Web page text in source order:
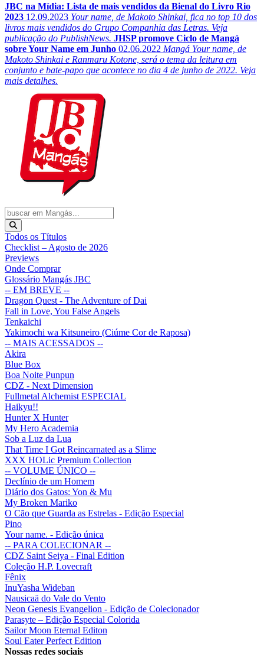
JBC na Mídia: Lista de mais vendidos da Bienal do Livro Rio
2023 12.09.2023 Your name, de Makoto Shinkai, fica no top 10 dos
livros mais vendidos do Grupo Companhia das Letras. Veja
publicação do PublishNews. JHSP promove Ciclo de Mangá
sobre Your Name em Junho 02.06.2022 Mangá Your name, de
Makoto Shinkai e Ranmaru Kotone, será o tema da leitura em
conjunto e bate-papo que acontece no dia 4 de junho de 2022. Veja
mais detalhes.
Todos os Títulos
Checklist – Agosto de 2026
Previews
Onde Comprar
Glossário Mangás JBC
-- EM BREVE --
Dragon Quest - The Adventure of Dai
Fall in Love, You False Angels
Tenkaichi
Yakimochi wa Kitsuneiro (Ciúme Cor de Raposa)
-- MAIS ACESSADOS --
Akira
Blue Box
Boa Noite Punpun
CDZ - Next Dimension
Fullmetal Alchemist ESPECIAL
Haikyu!!
Hunter X Hunter
My Hero Academia
Sob a Luz da Lua
That Time I Got Reincarnated as a Slime
XXX HOLic Premium Collection
-- VOLUME ÚNICO --
Declínio de um Homem
Diário dos Gatos: Yon & Mu
My Broken Mariko
O Cão que Guarda as Estrelas - Edição Especial
Pino
Your name. - Edição única
-- PARA COLECIONAR --
CDZ Saint Seiya - Final Edition
Coleção H.P. Lovecraft
Fênix
InuYasha Wideban
Nausicaä do Vale do Vento
Neon Genesis Evangelion - Edição de Colecionador
Parasyte – Edição Especial Colorida
Sailor Moon Eternal Editon
Soul Eater Perfect Edition
Nossas redes sociais